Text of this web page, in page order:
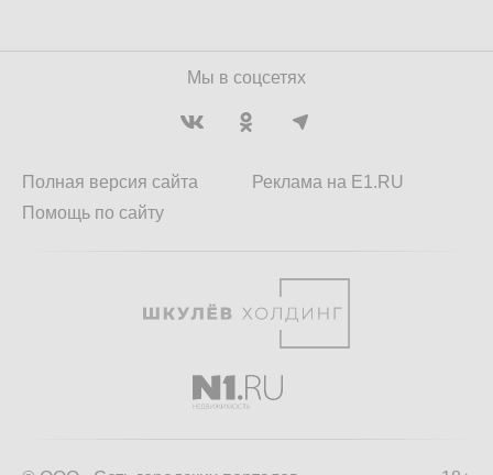
Мы в соцсетях
Полная версия сайта
Помощь по сайту
Реклама на E1.RU